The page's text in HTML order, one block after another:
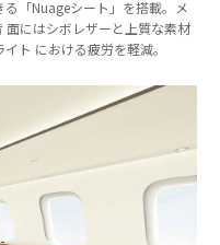
「Nuageシート」を搭載。メ
面にはシボレザーと上質な素材
ト における疲労を軽減。